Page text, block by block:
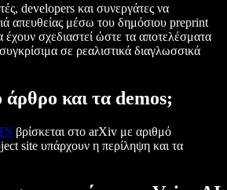
developers και συνεργάτες να
απευθείας μέσω του δημόσιου preprint
έχουν σχεδιαστεί ώστε τα αποτελέσματα
συγκρίσιμα σε ρεαλιστικά διαγλωσσικά
και τα demos;
βρίσκεται στο arXiv με αριθμό
site υπάρχουν η περίληψη και τα